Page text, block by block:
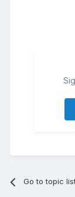
Go to topic